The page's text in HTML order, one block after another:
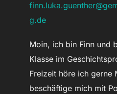
g.de
Moin, ich bin Finn und
Klasse im
Freizeit höre ich gerne
beschäftige mich mit